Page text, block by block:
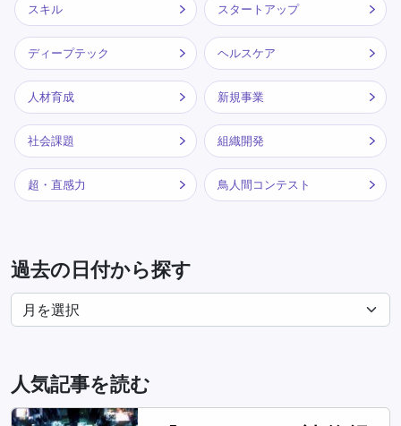
スキル スタートアップ
ディープテック ヘルスケア
人材育成 新規事業
社会課題 組織開発
超・直感力 鳥人間コンテスト
過去の日付から探す
人気記事を読む